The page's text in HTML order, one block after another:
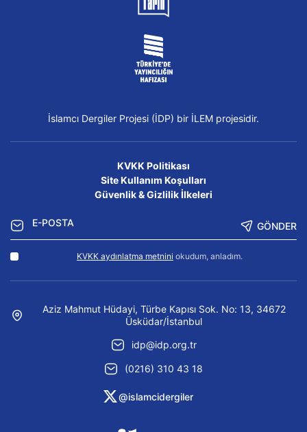
İslamcı Dergiler Projesi (İDP) bir İLEM projesidir.
KVKK Politikası
Site Kullanım Koşulları
Güvenlik & Gizlilik İlkeleri
GÖNDER
KVKK aydınlatma metnini okudum, anladım.
Aziz Mahmut Hüdayi, Türbe Kapısı Sok. No: 13, 34672
Üsküdar/İstanbul
idp@idp.org.tr
(0216) 310 43 18
@islamcidergiler